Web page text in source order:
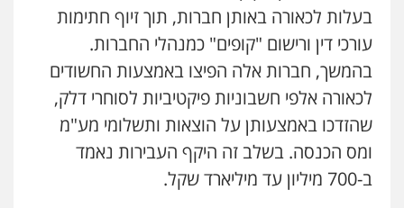
בעלות לכאורה באותן חברות, תוך זיוף חתימות
עורכי דין ורישום "קופים" כמנהלי החברות.
בהמשך, חברות אלה הפיצו באמצעות החשודים
לכאורה אלפי חשבוניות פיקטיביות לסוחרי דלק,
שהזדכו באמצעותן על הוצאות ותשלומי מע"מ
ומס הכנסה. בשלב זה היקף העבירות נאמד
ב-700 מיליון עד מיליארד שקל.